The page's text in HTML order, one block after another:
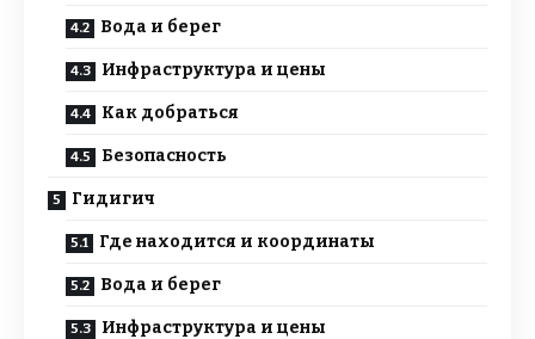
Вода и берег
Инфраструктура и цены
Как добраться
Безопасность
Гидигич
Где находится и координаты
Вода и берег
Инфраструктура и цены